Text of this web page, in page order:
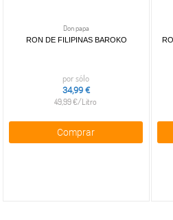
Don papa
RON DE FILIPINAS BAROKO
por sólo
34,99 €
49,99 €/Litro
Comprar